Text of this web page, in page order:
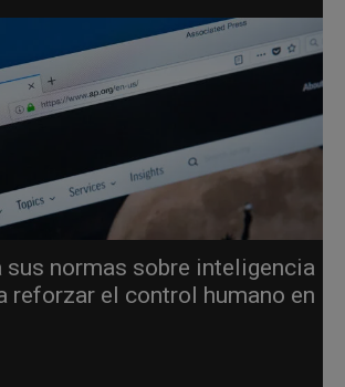
normas sobre inteligencia
reforzar el control humano en